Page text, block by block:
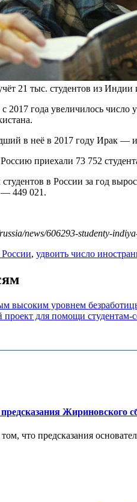
21 тыс. студентов из
2017 года увеличилось число
в неё в 2017 году Ирак —
приехали 73 752
в России за год
— 449 021.
news/606293-studenty-
, удвоить число
высоким уровнем
для помощи студентам-
Жириновского
что предсказания